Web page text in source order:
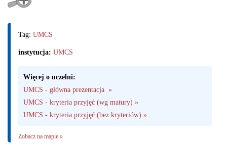
Tag: UMCS
instytucja: UMCS
Więcej o uczelni:
UMCS - główna prezentacja  »
UMCS - kryteria przyjęć (wg matury) »
UMCS - kryteria przyjęć (bez kryteriów) »
Zobacz na mapie »